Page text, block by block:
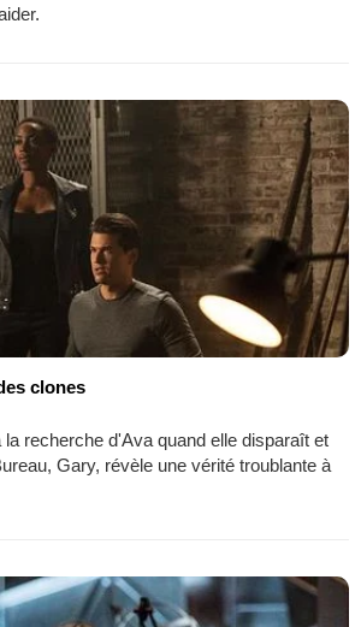
clones
recherche d'Ava quand elle disparaît et
Gary, révèle une vérité troublante à